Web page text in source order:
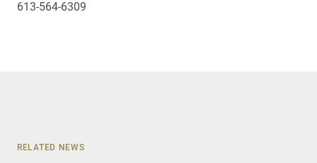
613-564-6309
RELATED NEWS